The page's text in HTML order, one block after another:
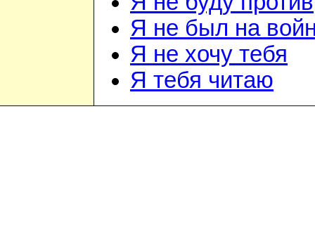
Я не был на
Я не хочу тебя
Я тебя читаю